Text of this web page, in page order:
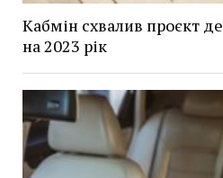
Кабмін схвалив проєкт
на 2023 рік